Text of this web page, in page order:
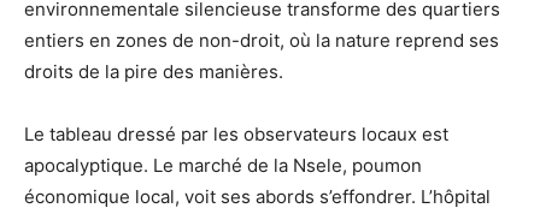
environnementale silencieuse transforme des quartiers
entiers en zones de non-droit, où la nature reprend ses
droits de la pire des manières.
Le tableau dressé par les observateurs locaux est
apocalyptique. Le marché de la Nsele, poumon
économique local, voit ses abords s’effondrer. L’hôpital